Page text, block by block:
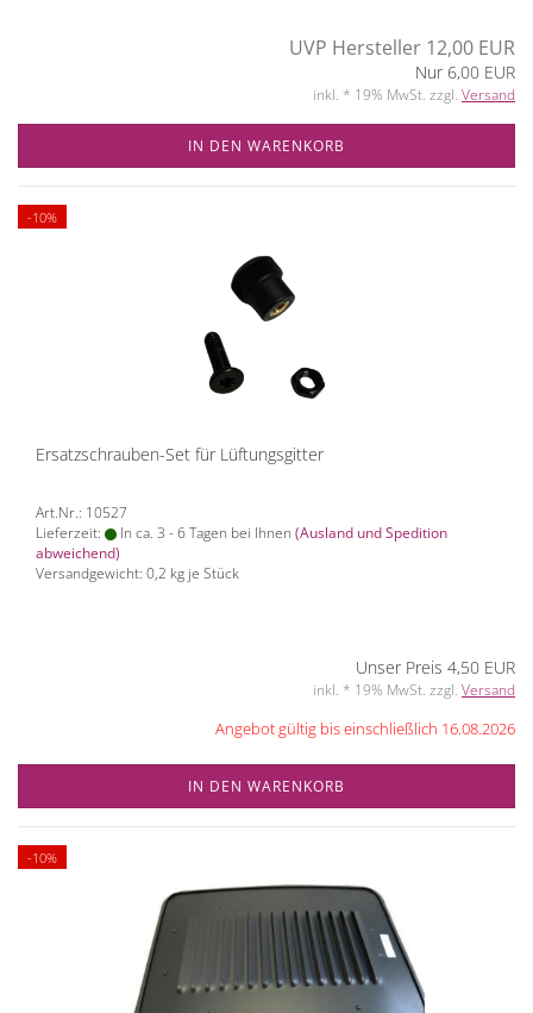
UVP Hersteller 12,00 EUR
Nur 6,00 EUR
inkl. * 19% MwSt. zzgl. Versand
IN DEN WARENKORB
-10%
Ersatzschrauben-Set für Lüftungsgitter
Art.Nr.: 10527
Lieferzeit:
In ca. 3 - 6 Tagen bei Ihnen (Ausland und Spedition
abweichend)
Versandgewicht: 0,2 kg je Stück
Unser Preis 4,50 EUR
inkl. * 19% MwSt. zzgl. Versand
Angebot gültig bis einschließlich 16.08.2026
IN DEN WARENKORB
-10%